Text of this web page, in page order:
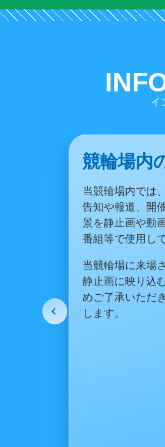
イ
的中車券
松山競輪場・二
券の払戻しがで
つ・西予で払戻
サテラ